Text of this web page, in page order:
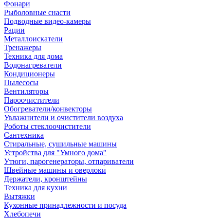
Фонари
Рыболовные снасти
Подводные видео-камеры
Рации
Металлоискатели
Тренажеры
Техника для дома
Водонагреватели
Кондиционеры
Пылесосы
Вентиляторы
Пароочистители
Обогреватели/конвекторы
Увлажнители и очистители воздуха
Роботы стеклоочистители
Сантехника
Стиральные, сушильные машины
Устройства для "Умного дома"
Утюги, парогенераторы, отпариватели
Швейные машины и оверлоки
Держатели, кронштейны
Техника для кухни
Вытяжки
Кухонные принадлежности и посуда
Хлебопечи